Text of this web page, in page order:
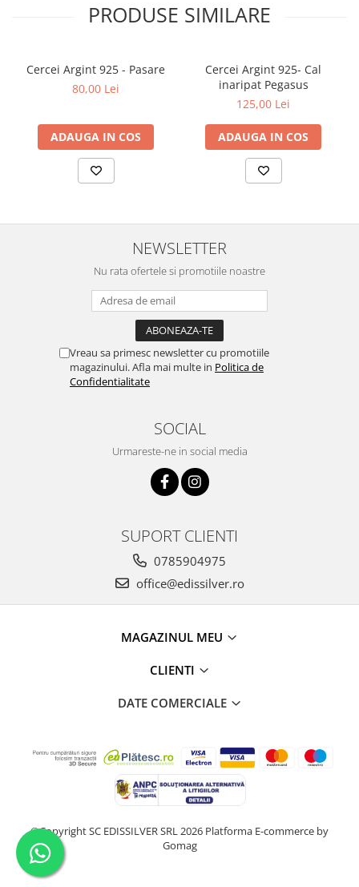
PRODUSE SIMILARE
Cercei Argint 925 - Pasare
80,00 Lei
ADAUGA IN COS
Cercei Argint 925- Cal
inaripat Pegasus
125,00 Lei
ADAUGA IN COS
NEWSLETTER
Nu rata ofertele si promotiile noastre
Vreau sa primesc newsletter cu promotiile
magazinului. Afla mai multe in Politica de
Confidentialitate
SOCIAL
Urmareste-ne in social media
SUPORT CLIENTI
0785904975
office@edissilver.ro
MAGAZINUL MEU
CLIENTI
DATE COMERCIALE
©Copyright SC EDISSILVER SRL 2026 Platforma E-commerce by
Gomag